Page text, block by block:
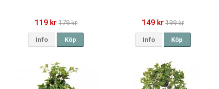
119 kr 179 kr
Info Köp
149 kr199 kr
Info Köp